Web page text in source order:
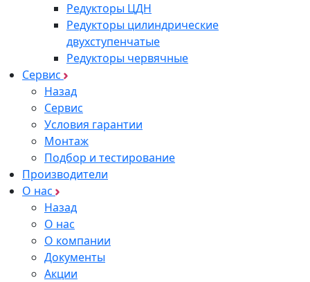
Редукторы ЦДН
Редукторы цилиндрические
двухступенчатые
Редукторы червячные
Сервис
Назад
Сервис
Условия гарантии
Монтаж
Подбор и тестирование
Производители
О нас
Назад
О нас
О компании
Документы
Акции